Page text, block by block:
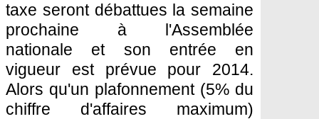
taxe seront débattues la semaine
prochaine à l'Assemblée
nationale et son entrée en
vigueur est prévue pour 2014.
Alors qu'un plafonnement (5% du
chiffre d'affaires maximum)